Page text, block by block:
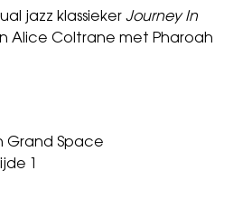
jazz klassiekerJourney In
Alice Coltrane met Pharoah
Grand Space
1